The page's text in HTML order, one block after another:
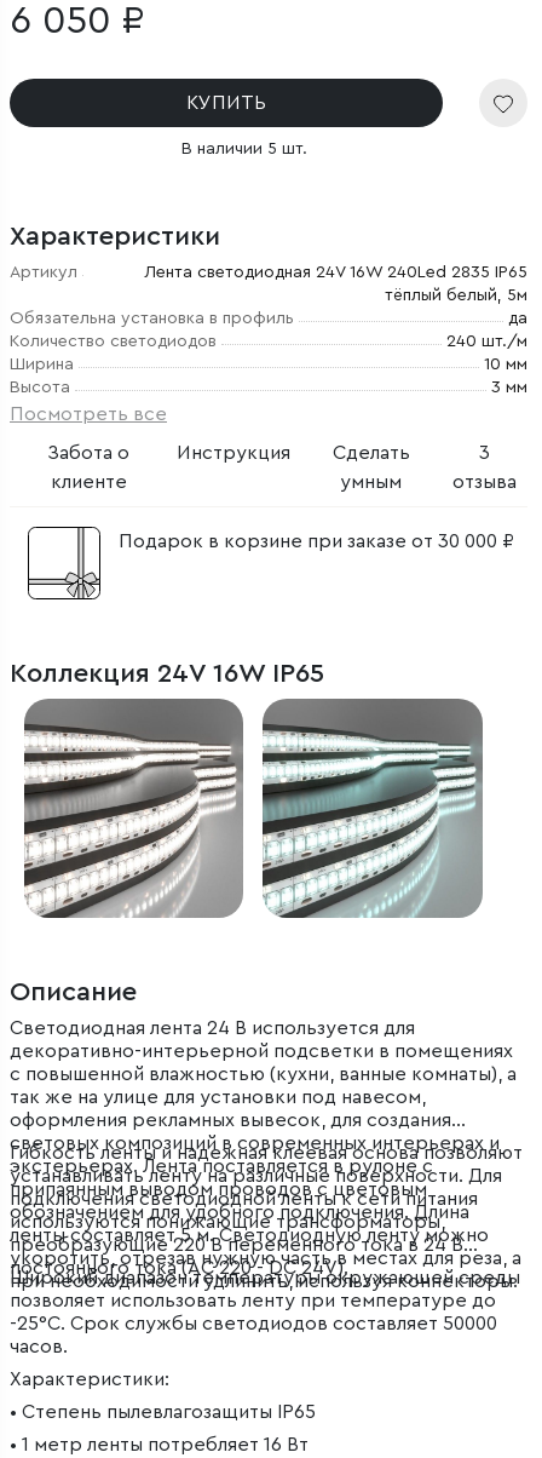
6 050 ₽
КУПИТЬ
В наличии 5 шт.
Характеристики
Артикул
Лента светодиодная 24V 16W 240Led 2835 IP65
тёплый белый, 5м
Обязательна установка в профиль
да
Количество светодиодов
240 шт./м
Ширина
10 мм
Высота
3 мм
Посмотреть все
Забота о
клиенте
Инструкция
Сделать
умным
3
отзыва
Подарок в корзине при заказе от 30 000 ₽
Коллекция 24V 16W IP65
Описание
Светодиодная лента 24 В используется для
декоративно-интерьерной подсветки в помещениях
с повышенной влажностью (кухни, ванные комнаты), а
так же на улице для установки под навесом,
оформления рекламных вывесок, для создания
световых композиций в современных интерьерах и
экстерьерах. Лента поставляется в рулоне с
припаянным выводом проводов с цветовым
обозначением для удобного подключения. Длина
ленты составляет 5 м. Светодиодную ленту можно
укоротить, отрезав нужную часть в местах для реза, а
при необходимости удлинить, используя коннекторы.
Гибкость ленты и надежная клеевая основа позволяют
устанавливать ленту на различные поверхности. Для
подключения светодиодной ленты к сети питания
используются понижающие трансформаторы,
преобразующие 220 В переменного тока в 24 В
постоянного тока (AC 220 - DC 24V).
Широкий диапазон температуры окружающей среды
позволяет использовать ленту при температуре до
-25°С. Срок службы светодиодов составляет 50000
часов.
Характеристики:
• Степень пылевлагозащиты IP65
• 1 метр ленты потребляет 16 Вт